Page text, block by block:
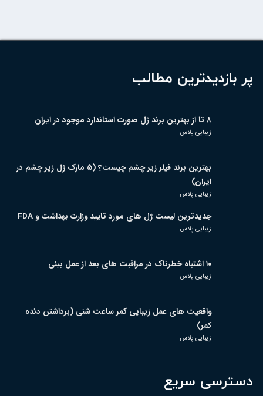
پر بازدیدترین مطالب
۸ تا از بهترین برند ژل صورت استاندارد موجود در ایران
زیبایی پلاس
بهترین برند فیلر زیر چشم چیست؟ (۵ مارک ژل زیر چشم در
ایران)
زیبایی پلاس
جدیدترین لیست ژل های مورد تایید وزارت بهداشت و FDA
زیبایی پلاس
۱۰ اشتباه خطرناک در مراقبت های بعد از عمل بینی
زیبایی پلاس
واقعیت های عمل زیبایی کمر ساعت شنی (برداشتن دنده
کمر)
زیبایی پلاس
دسترسی سریع